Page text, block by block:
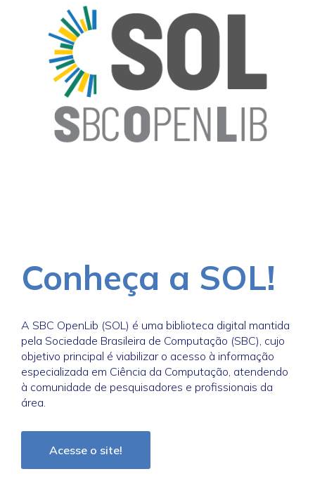
Conheça a SOL!
A SBC OpenLib (SOL) é uma biblioteca digital mantida
pela Sociedade Brasileira de Computação (SBC), cujo
objetivo principal é viabilizar o acesso à informação
especializada em Ciência da Computação, atendendo
à comunidade de pesquisadores e profissionais da
área.
Acesse o site!